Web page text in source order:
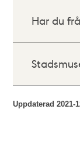
Har du
Uppdaterad2021-